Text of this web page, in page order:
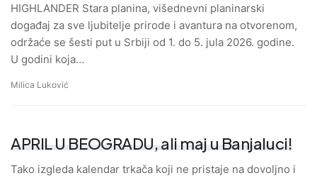
HIGHLANDER Stara planina, višednevni planinarski
događaj za sve ljubitelje prirode i avantura na otvorenom,
održaće se šesti put u Srbiji od 1. do 5. jula 2026. godine.
U godini koja…
Milica Luković
APRIL U BEOGRADU, ali maj u Banjaluci!
Tako izgleda kalendar trkača koji ne pristaje na dovoljno i